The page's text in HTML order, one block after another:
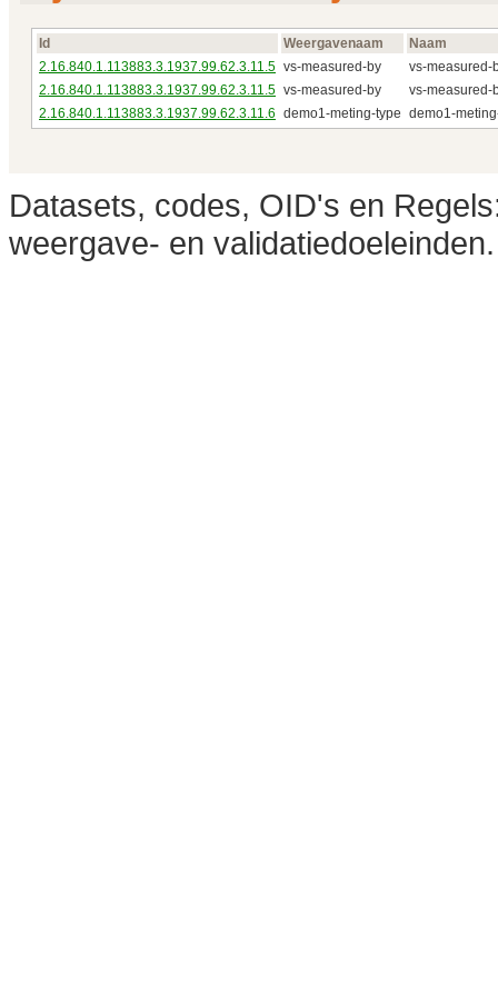
Id Weergavenaam
Naam
2.16.840.1.113883.3.1937.99.62.3.11.5 vs-measured-by
vs-measured-
2.16.840.1.113883.3.1937.99.62.3.11.5 vs-measured-by
vs-measured-
2.16.840.1.113883.3.1937.99.62.3.11.6 demo1-meting-type demo1-
Datasets, codes, OID's en
weergave- en validatiedoeleinden.